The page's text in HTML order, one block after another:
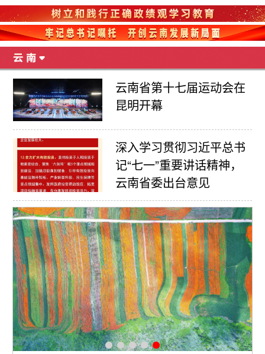
云南省第十七届运动会在
昆明开幕
深入学习贯彻习近平总书
记“七一”重要讲话精神，
云南省委出台意见